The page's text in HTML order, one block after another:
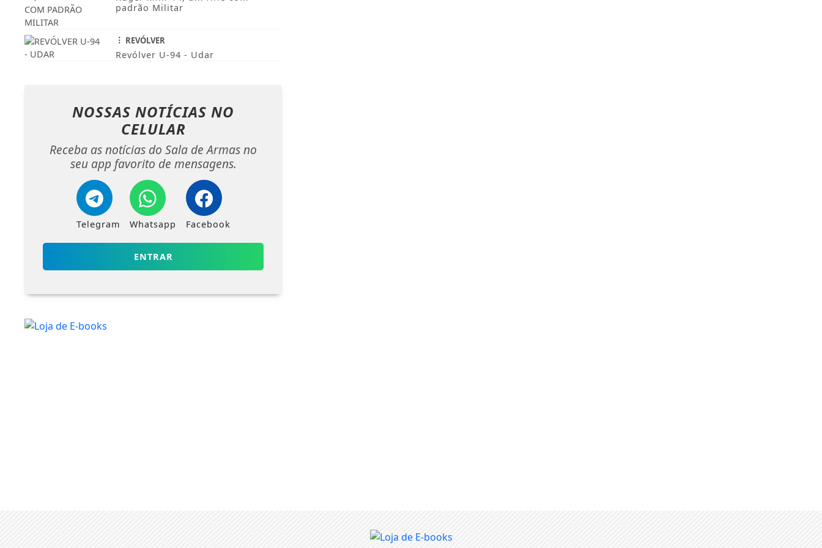
padrão Militar
REVÓLVER
Revólver U-94 - Udar
NOSSAS NOTÍCIAS NO
CELULAR
Receba as notícias do Sala de Armas no
seu app favorito de mensagens.
Telegram Whatsapp Facebook
ENTRAR